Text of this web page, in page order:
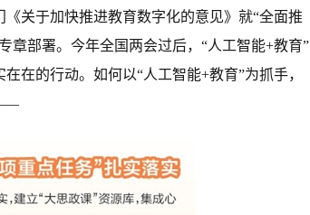
关于加快推进教育数字化的意见》就“全面推
章部署。今年全国两会过后，“人工智能+教育”
在的行动。如何以“人工智能+教育”为抓手，